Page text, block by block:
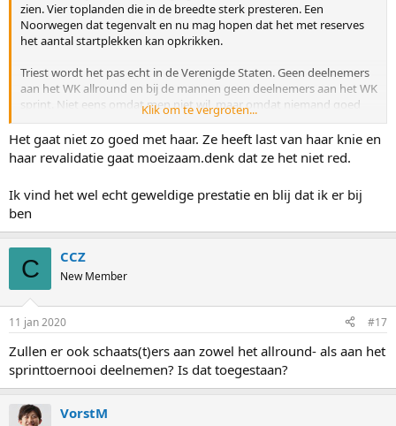
zien. Vier toplanden die in de breedte sterk presteren. Een
Noorwegen dat tegenvalt en nu mag hopen dat het met reserves
het aantal startplekken kan opkrikken.
Triest wordt het pas echt in de Verenigde Staten. Geen deelnemers
aan het WK allround en bij de mannen geen deelnemers aan het WK
sprint. Niet eens omdat men niet wil, maar omdat niemand goed
genoeg is... Ook geen Duitsland op het WK allround voor mannen
en evenmin een sprintster aan de start.
Tsjechië zal vast nog één startplek inleveren, omdat Nikola
rijden.
Om positief af te sluiten, tot slot Kazachstan. Zij veroveren bijna
meer startplekken dan het aantal toeschouwers bij de world cup in
dat land. Bij de heren zelfs maar liefst 3 startplekken op zowel sprint
als allround. Dat terwijl de laatste keer dat een Kazach deelnam aan
het WK allround met Dmitri Babenko al van 2014 dateert.
Bij de vrouwen is Kazachstan traditioneel in de breedte niet sterk.
Maar ook daar een bijzonder moment. Voor het eerst sinds de
het land een startplek bij het WK allround voor vrouwen bezorgd.
Tenslotte een vraag aan insider@Lisan: Hoe gaat het met
Yekaterina Aydova? Sinds oktober heeft ze geen tijden meer
geschaatst en ze mist het WK afstanden. Kan de vaandeldraagster
van het Kazachstaanse vrouwenschaatsen er in Hamar bij zijn?
Klik om te vergroten...
Het gaat niet zo goed met haar. Ze heeft last van haar knie en
haar revalidatie gaat moeizaam.denk dat ze het niet red.
Ik vind het wel echt geweldige prestatie en blij dat ik er bij
ben
C CCZ
New Member
11 jan 2020 #17
Zullen er ook schaats(t)ers aan zowel het allround- als aan het
sprinttoernooi deelnemen? Is dat toegestaan?
VorstM